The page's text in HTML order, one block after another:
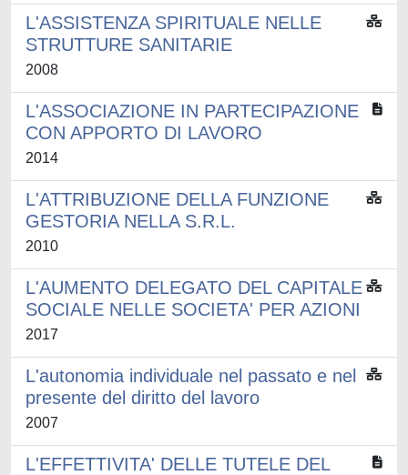
L'ASSISTENZA SPIRITUALE NELLE
STRUTTURE SANITARIE
2008
L'ASSOCIAZIONE IN PARTECIPAZIONE
CON APPORTO DI LAVORO
2014
L'ATTRIBUZIONE DELLA FUNZIONE
GESTORIA NELLA S.R.L.
2010
L'AUMENTO DELEGATO DEL CAPITALE
SOCIALE NELLE SOCIETA' PER AZIONI
2017
L'autonomia individuale nel passato e nel
presente del diritto del lavoro
2007
L'EFFETTIVITA' DELLE TUTELE DEL